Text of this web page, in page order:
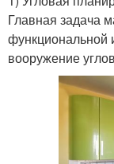
Главная задача
функциональной
вооружение